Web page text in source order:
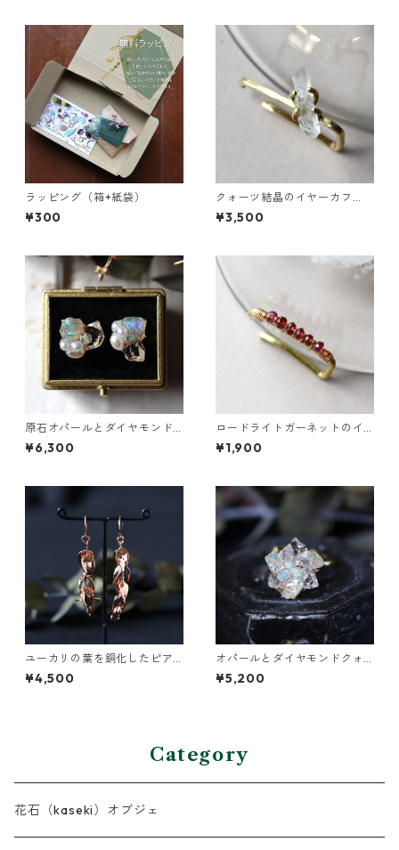
ラッピング（箱+紙袋）
¥300
クォーツ結晶のイヤーカフ
（インダストリアル風）
¥3,500
原石オパールとダイヤモンド
クォーツのプチピアス
¥6,300
ロードライトガーネットのイ
ヤーカフ（インダストリアル
風）
¥1,900
ユーカリの葉を銅化したピア
ス
¥4,500
オパールとダイヤモンドクォ
ーツのイヤーカフ
¥5,200
Category
花石（kaseki）オブジェ